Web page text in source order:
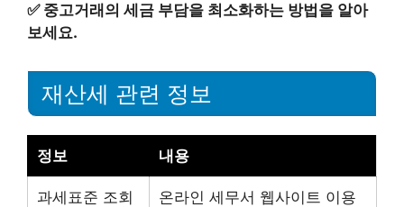
✅ 중고거래의 세금 부담을 최소화하는 방법을 알아
보세요.
재산세 관련 정보
정보 내용
과세표준 조회
온라인 세무서 웹사이트 이용